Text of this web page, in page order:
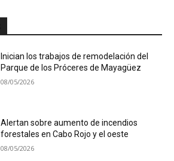
Inician los trabajos de remodelación del
Parque de los Próceres de Mayagüez
08/05/2026
Alertan sobre aumento de incendios
forestales en Cabo Rojo y el oeste
08/05/2026